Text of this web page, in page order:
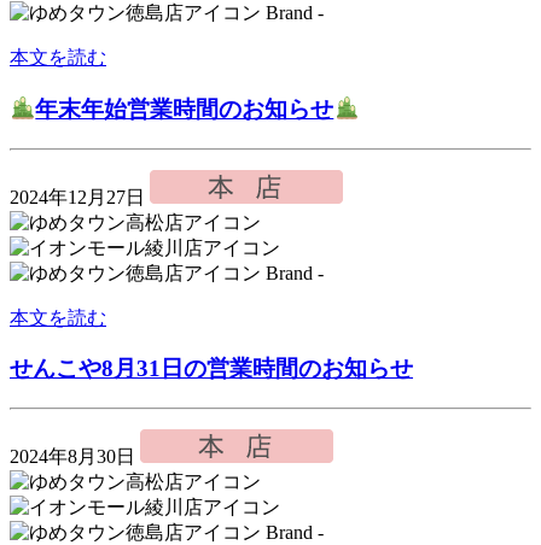
Brand -
本文を読む
年末年始営業時間のお知らせ
2024年12月27日
Brand -
本文を読む
せんこや8月31日の営業時間のお知らせ
2024年8月30日
Brand -